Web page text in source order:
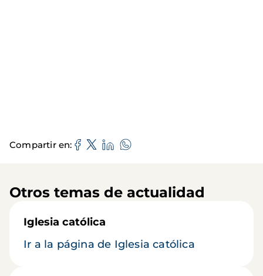
Compartir en
Otros temas de actualidad
Iglesia católica
Ir a la página de Iglesia católica